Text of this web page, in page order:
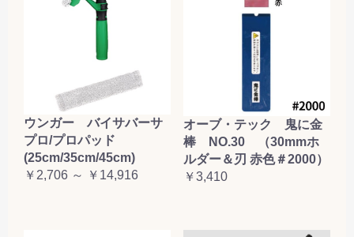
ウンガー バイサバーサ
プロ/プロパッド
(25cm/35cm/45cm)
￥2,706 ～ ￥14,916
オーブ・テック 鬼に金
棒 NO.30 （30mmホ
ルダー＆刃 赤色＃2000）
￥3,410